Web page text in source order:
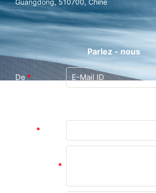
Guangdong, 510700, Chine
Parlez - nous
De *
*
*